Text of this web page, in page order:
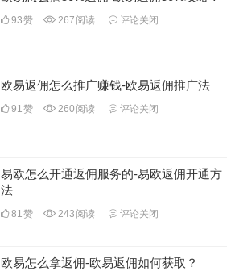
93赞 267 阅读 评论关闭
欧易返佣怎么推广赚钱-欧易返佣推广法
91赞 260 阅读 评论关闭
易欧怎么开通返佣服务的-易欧返佣开通方
法
81赞 243 阅读 评论关闭
欧易怎么拿返佣-欧易返佣如何获取？